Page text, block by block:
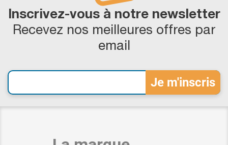
Inscrivez-vous à notre newsletter
Recevez nos meilleures offres par
email